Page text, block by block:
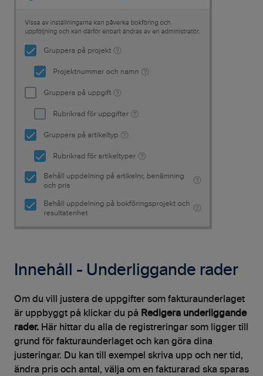
Innehåll - Underliggande rader
Om du vill justera de uppgifter som fakturaunderlaget
är uppbyggt på klickar du på Redigera underliggande
rader. Här hittar du alla de registreringar som ligger till
grund för fakturaunderlaget och kan göra dina
justeringar. Du kan till exempel skriva upp och ner tid,
ändra pris och antal, välja om en fakturarad ska sparas